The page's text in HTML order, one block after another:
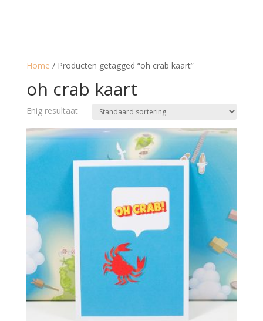
Home / Producten getagged “oh crab kaart”
oh crab kaart
Enig resultaat